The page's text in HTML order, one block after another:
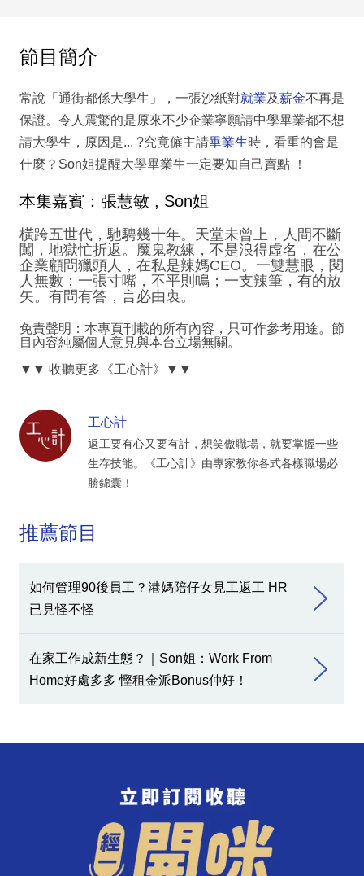
節目簡介
常說「通街都係大學生」，一張沙紙對就業及薪金不再是
保證。令人震驚的是原來不少企業寧願請中學畢業都不想
請大學生，原因是... ?究竟僱主請畢業生時，看重的會是
什麼？Son姐提醒大學畢業生一定要知自己賣點 ！
本集嘉賓：張慧敏 , Son姐
橫跨五世代，馳騁幾十年。天堂未曾上，人間不斷
闖，地獄忙折返。魔鬼教練，不是浪得虛名，在公
企業顧問獵頭人，在私是辣媽CEO。一雙慧眼，閱
人無數；一張寸嘴，不平則鳴；一支辣筆，有的放
矢。有問有答，言必由衷。
免責聲明：本專頁刊載的所有內容，只可作參考用途。節
目內容純屬個人意見與本台立場無關。
▼▼ 收聽更多《工心計》▼▼
工心計
返工要有心又要有計，想笑傲職場，就要掌握一些
生存技能。《工心計》由專家教你各式各樣職場必
勝錦囊！
推薦節目
如何管理90後員工？港媽陪仔女見工返工 HR
已見怪不怪
在家工作成新生態？｜Son姐：Work From
Home好處多多 慳租金派Bonus仲好！